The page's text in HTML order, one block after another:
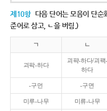
제10항 다음 단어는 모음이 단순
준어로 삼고, ㄴ을 버림.)
ㄱ ㄴ
괴팍-하다
괴퍅-하다/괴팩-
하다
-구먼 -구면
미루-나무 미류-나무